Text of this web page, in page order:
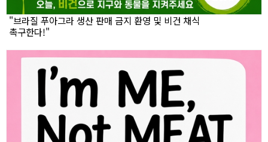
"브라질 푸아그라 생산 판매 금지 환영 및 비건 채식
촉구한다!"